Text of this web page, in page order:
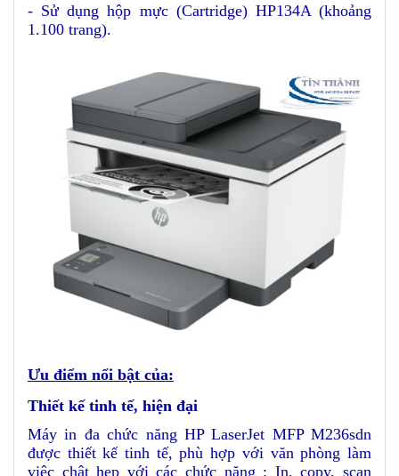
- Sử dụng hộp mực (Cartridge) HP134A (khoảng
1.100 trang).
Ưu điểm nổi bật của:
Thiết kế tinh tế, hiện đại
Máy in đa chức năng HP LaserJet MFP M236sdn
được thiết kế tinh tế, phù hợp với văn phòng làm
việc chật hẹp với các chức năng : In, copy, scan